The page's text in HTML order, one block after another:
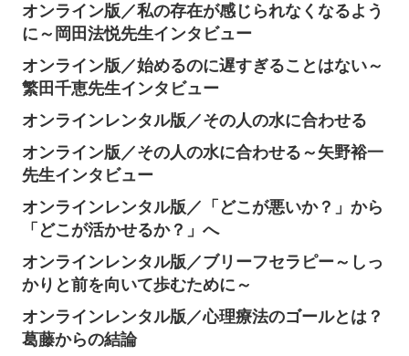
オンライン版／私の存在が感じられなくなるよう
に～岡田法悦先生インタビュー
オンライン版／始めるのに遅すぎることはない～
繁田千恵先生インタビュー
オンラインレンタル版／その人の水に合わせる
オンライン版／その人の水に合わせる～矢野裕一
先生インタビュー
オンラインレンタル版／「どこが悪いか？」から
「どこが活かせるか？」へ
オンラインレンタル版／ブリーフセラピー～しっ
かりと前を向いて歩むために～
オンラインレンタル版／心理療法のゴールとは？
葛藤からの結論